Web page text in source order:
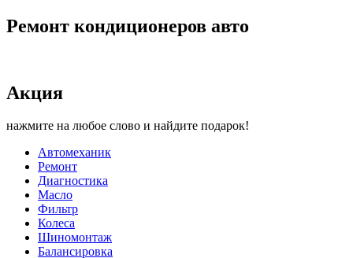
Ремонт кондиционеров авто
Акция
нажмите на любое слово и найдите подарок!
Автомеханик
Ремонт
Диагностика
Масло
Фильтр
Колеса
Шиномонтаж
Балансировка